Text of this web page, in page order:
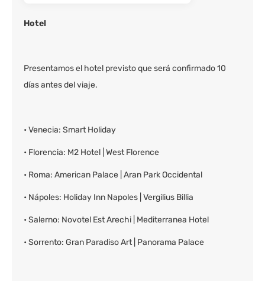
Hotel
Presentamos el hotel previsto que será confirmado 10
días antes del viaje.
• Venecia: Smart Holiday
• Florencia: M2 Hotel | West Florence
• Roma: American Palace | Aran Park Occidental
• Nápoles: Holiday Inn Napoles | Vergilius Billia
• Salerno: Novotel Est Arechi | Mediterranea Hotel
• Sorrento: Gran Paradiso Art | Panorama Palace